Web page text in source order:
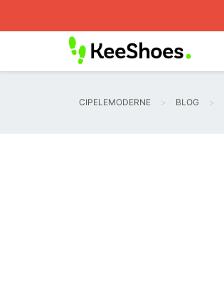
CIPELEMODERNE BLOG